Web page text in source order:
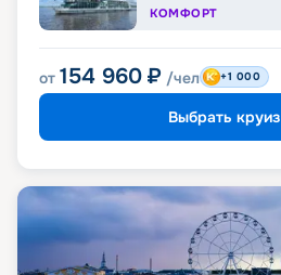
КОМФОРТ
от 154 960 ₽ /чел +1 000
Выбрать круиз